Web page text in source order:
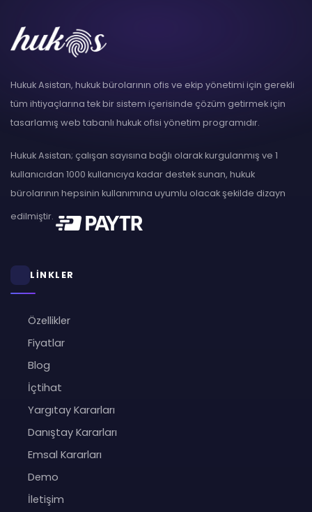
Hukuk Asistan, hukuk bürolarının ofis ve ekip yönetimi için gerekli
tüm ihtiyaçlarına tek bir sistem içerisinde çözüm getirmek için
tasarlamış web tabanlı hukuk ofisi yönetim programıdır.
Hukuk Asistan; çalışan sayısına bağlı olarak kurgulanmış ve 1
kullanıcıdan 1000 kullanıcıya kadar destek sunan, hukuk
bürolarının hepsinin kullanımına uyumlu olacak şekilde dizayn
edilmiştir.
LİNKLER
Özellikler
Fiyatlar
Blog
İçtihat
Yargıtay Kararları
Danıştay Kararları
Emsal Kararları
Demo
İletişim